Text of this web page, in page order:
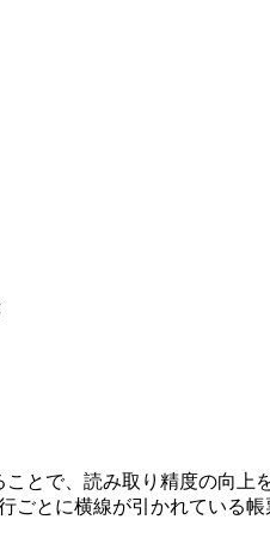
とで、読み取り精度の向上
ごとに横線が引かれている